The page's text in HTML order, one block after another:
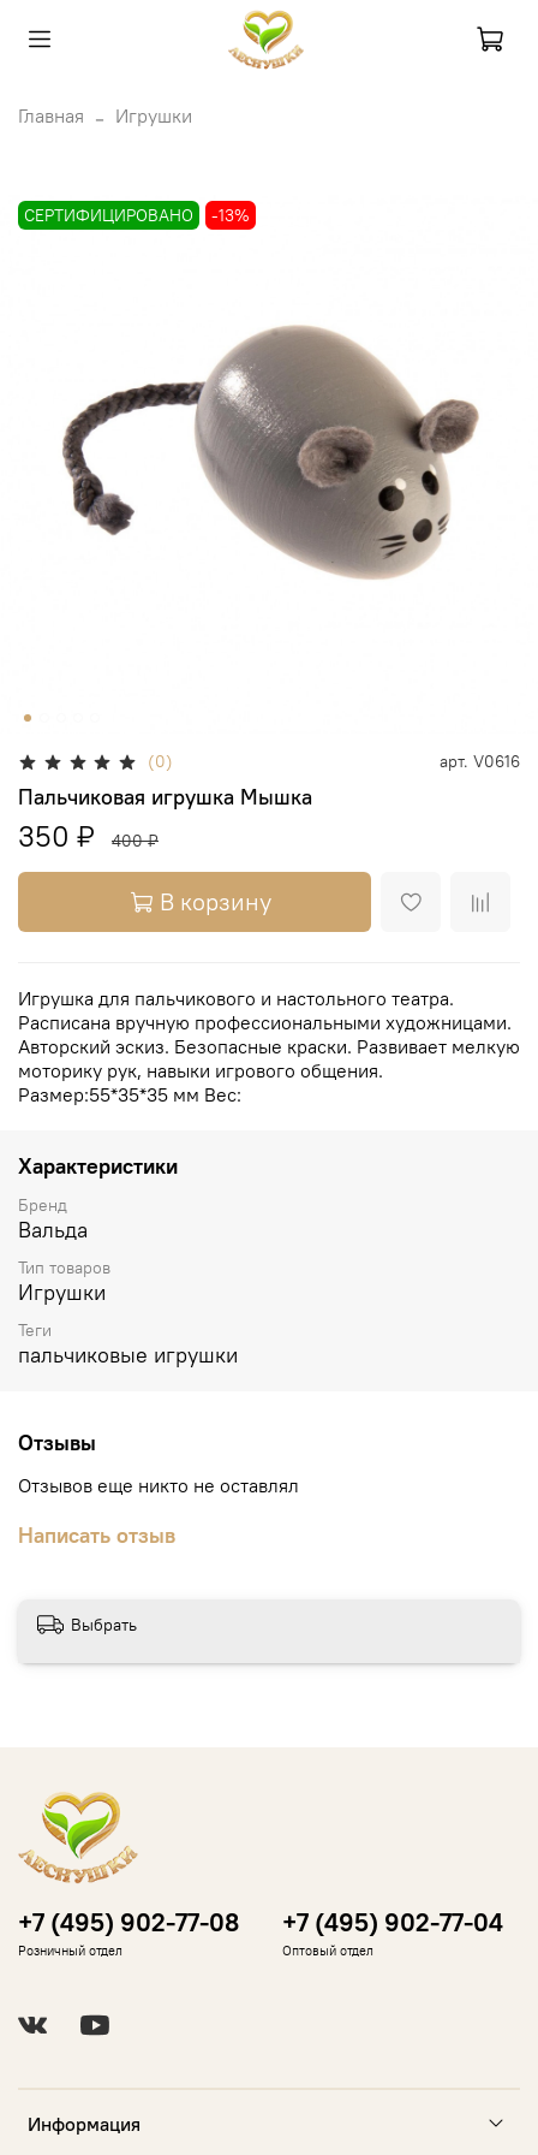
Главная Игрушки
СЕРТИФИЦИРОВАНО -13%
(0) арт. V0616
Пальчиковая игрушка Мышка
350 ₽ 400 ₽
В корзину
Игрушка для пальчикового и настольного театра.
Расписана вручную профессиональными художницами.
Авторский эскиз. Безопасные краски. Развивает мелкую
моторику рук, навыки игрового общения.
Размер:55*35*35 мм Вес:
Характеристики
Бренд
Вальда
Тип товаров
Игрушки
Теги
пальчиковые игрушки
Отзывы
Отзывов еще никто не оставлял
Написать отзыв
Выбрать
Информация
+7 (495) 902-77-08
Розничный отдел
+7 (495) 902-77-04
Оптовый отдел